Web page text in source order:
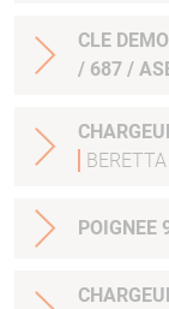
CLE
/ 687 /
BERETTA
POIGNEE